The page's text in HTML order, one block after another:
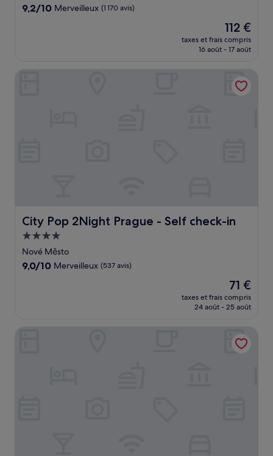
9.2
9,2/10 Merveilleux (1 170 avis)
Le
nouveau
prix
de
112 €
112 €
taxes et frais compris
16 août - 17 août
City Pop 2Night Prague - Self check-in
City Pop 2Night Prague - Self check-in
Hébergement
4.0 étoiles
Nové Město
9.0
9,0/10 Merveilleux (537 avis)
Le
nouveau
prix
de
71 €
71 €
taxes et frais compris
24 août - 25 août